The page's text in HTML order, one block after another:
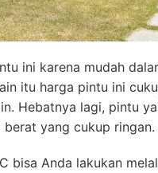
ini karena mudah
itu harga pintu ini
Hebatnya lagi, pintu
berat yang cukup ringan.
bisa Anda lakukan